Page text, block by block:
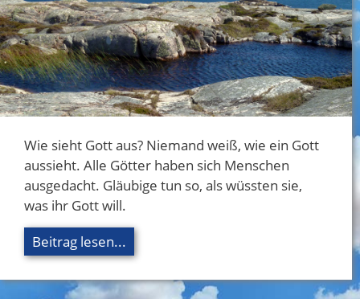
Wie sieht Gott aus? Niemand weiß, wie ein Gott
aussieht. Alle Götter haben sich Menschen
ausgedacht. Gläubige tun so, als wüssten sie,
was ihr Gott will.
Beitrag lesen...